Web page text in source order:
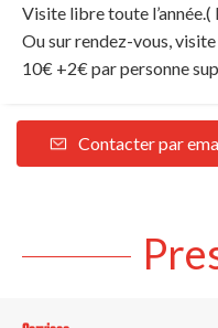
Visite libre toute
Ou sur rendez-vous,
10€ +2€ par personne
Contacter par